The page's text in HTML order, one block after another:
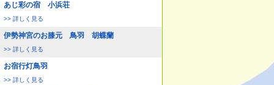
あじ彩の宿 小浜荘
>> 詳しく見る
伊勢神宮のお膝元 鳥羽 胡蝶蘭
>> 詳しく見る
お宿行灯鳥羽
>> 詳しく見る